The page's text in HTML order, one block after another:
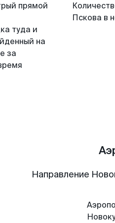
прямой
туда и
на
за
Пскова в
Направление